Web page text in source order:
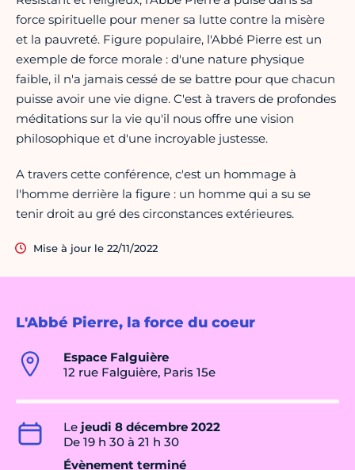
L'Abbé Pierre, la force du coeur
Espace Falguière
12 rue Falguière, Paris 15e
Le jeudi 8 décembre 2022
De 19 h 30 à 21 h 30
Évènement terminé
force spirituelle pour mener sa lutte contre la misère
et la pauvreté. Figure populaire, l'Abbé Pierre est un
exemple de force morale : d'une nature physique
faible, il n'a jamais cessé de se battre pour que chacun
puisse avoir une vie digne. C'est à travers de profondes
méditations sur la vie qu'il nous offre une vision
philosophique et d'une incroyable justesse.
A travers cette conférence, c'est un hommage à
l'homme derrière la figure : un homme qui a su se
tenir droit au gré des circonstances extérieures.
Mise à jour le 22/11/2022